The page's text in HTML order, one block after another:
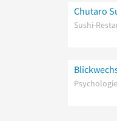
Chutaro
Sushi-